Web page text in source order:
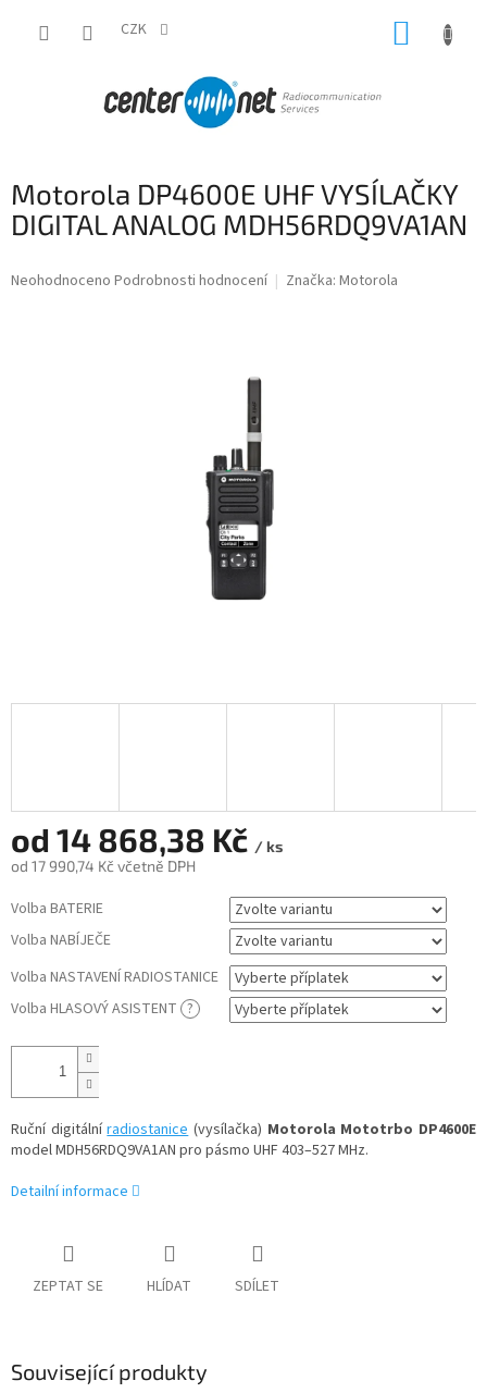
CZK
Motorola DP4600E UHF VYSÍLAČKY
DIGITAL ANALOG MDH56RDQ9VA1AN
Průměrné
Neohodnoceno Podrobnosti hodnocení Značka: Motorola
od 14 868,38 Kč / ks
od 17 990,74 Kč včetně DPH
cena:
Volba BATERIE
Volba NABÍJEČE
Volba NASTAVENÍ RADIOSTANICE
Volba HLASOVÝ ASISTENT ?
Ruční digitálníradiostanice(vysílačka) Motorola Mototrbo DP4600E
model MDH56RDQ9VA1AN pro pásmo UHF 403–527 MHz.
Detailní informace
ZEPTAT SE HLÍDAT SDÍLET
Související produkty